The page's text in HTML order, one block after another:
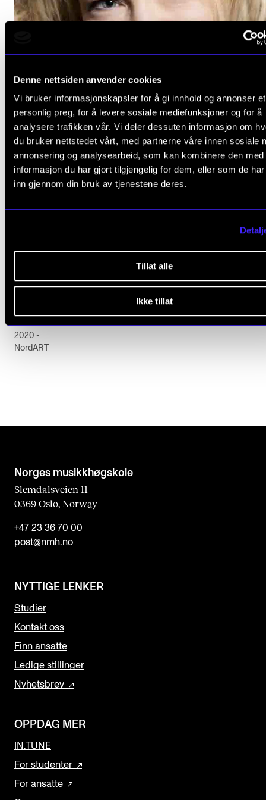
Denne nettsiden anvender cookies
Vi bruker informasjonskapsler for å gi innhold og annonser et
personlig preg, for å levere sosiale mediefunksjoner og for å
analysere trafikken vår. Vi deler dessuten informasjon om
du bruker nettstedet vårt, med partnerne våre innen sosiale
annonsering og analysearbeid, som kan kombinere den med
informasjon du har gjort tilgjengelig for dem, eller som de
inn gjennom din bruk av tjenestene deres.
Tillat alle
Ikke tillat
KUNSTNERISK UTVIKLINGSARBEID
Eir Inderhaug: Det kunstneriske potensialet i
musikkteater
2020 -
NordART
Norges musikk­høgskole
Slemdalsveien 11
0369 Oslo, Norway
+47 23 36 70 00
post@nmh.no
NYTTIGE LENKER
Studier
Kontakt oss
Finn ansatte
Ledige stillinger
Nyhetsbrev
OPPDAG MER
IN.TUNE
For studenter
For ansatte